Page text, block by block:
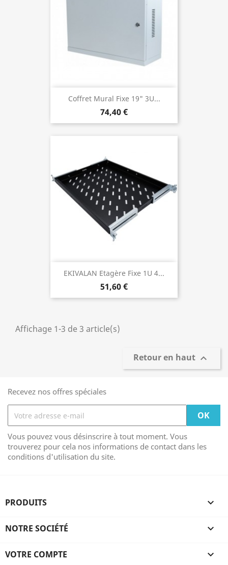
Coffret Mural Fixe 19" 3U...
74,40 €
EKIVALAN Etagère Fixe 1U 4...
51,60 €
Affichage 1-3 de 3 article(s)
Retour en haut 
Recevez nos offres spéciales
Vous pouvez vous désinscrire à tout moment. Vous
trouverez pour cela nos informations de contact dans les
conditions d'utilisation du site.
PRODUITS 
NOTRE SOCIÉTÉ 
VOTRE COMPTE 